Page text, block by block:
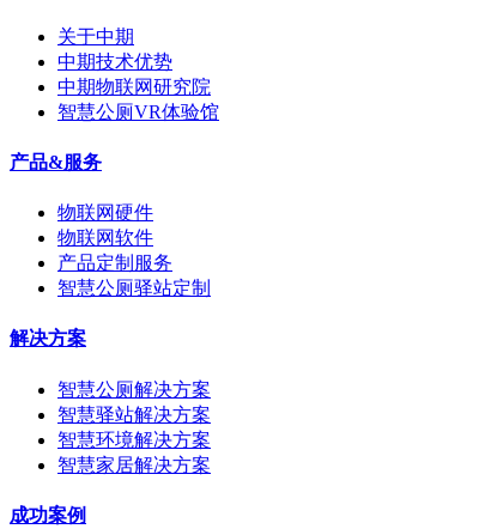
关于中期
中期技术优势
中期物联网研究院
智慧公厕VR体验馆
产品&服务
物联网硬件
物联网软件
产品定制服务
智慧公厕驿站定制
解决方案
智慧公厕解决方案
智慧驿站解决方案
智慧环境解决方案
智慧家居解决方案
成功案例